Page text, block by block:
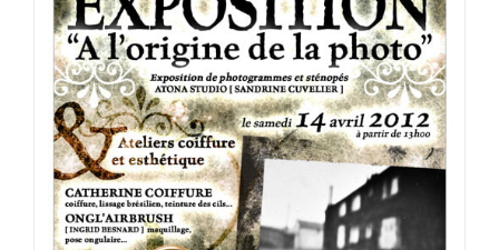
News : Expo Photo « A l’origine de la
photo »